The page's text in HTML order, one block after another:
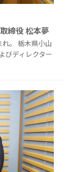
締役 松本夢
。 栃木県小山
びディレクター